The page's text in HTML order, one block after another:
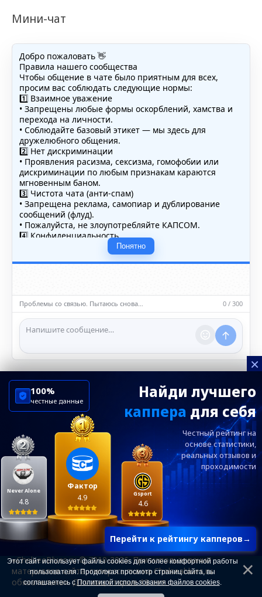
Мини-чат
Добро пожаловать 👋
Правила нашего сообщества
Чтобы общение в чате было приятным для всех,
просим вас соблюдать следующие нормы:
1️⃣ Взаимное уважение
• Запрещены любые формы оскорблений, хамства и
перехода на личности.
• Соблюдайте базовый этикет — мы здесь для
дружелюбного общения.
2️⃣ Нет дискриминации
• Проявления расизма, сексизма, гомофобии или
дискриминации по любым признакам караются
мгновенным баном.
3️⃣ Чистота чата (анти-спам)
• Запрещена реклама, самопиар и дублирование
сообщений (флуд).
• Пожалуйста, не злоупотребляйте КАПСОМ.
4️⃣ Конфиденциальность
• Не публикуйте личные данные — свои или чужие
(телефоны, адреса, документы).
5️⃣ Уместность контента
насилию.
ℹ️ Модераторы и администраторы вправе удалять
сообщения и ограничивать доступ к чату при
нарушении правил.
Понятно
Проблемы со связью. Пытаюсь снова… 0 / 300
×
Найди лучшего
каппера для себя
Честный рейтинг на
основе статистики,
реальныхотзывов и
проходимости
Перейти к рейтингу капперов→
Фактор
4.9
Never Alone
4.8
Gsport
4.6
100%
честные данные
ChelseaBluesRu
ФК Челси
Посетителям
Информация
Ежевечерний дайджест главных новостей от
редакции ChelseaBlues.ru — подписывайтесь!
«ChelseaBlues.ru © 2010-2026. При использовании
материалов сайта, гиперссылка на Chelseablues.ru
обязательна». Для лиц старше 18 лет.
Этот сайт использует файлы cookies для более комфортной работы
пользователя. Продолжая просмотр страниц сайта, вы
соглашаетесь сПолитикой использования файлов cookies.